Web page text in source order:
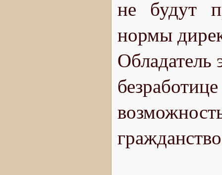
не будут
нормы
Обладатель